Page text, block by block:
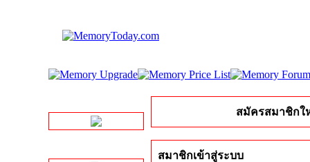
สมัครสมาชิกใ
สมาชิกเข้าสู่ระบบ